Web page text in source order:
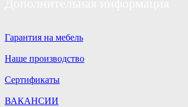
Гарантия на мебель
Наше производство
Сертификаты
ВАКАНСИИ